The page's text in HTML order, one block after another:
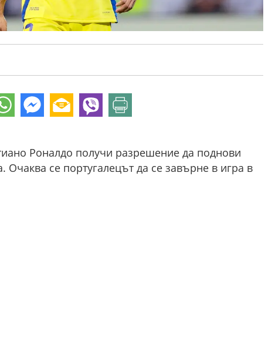
Роналдо получи разрешение да поднови
се португалецът да се завърне в игра в